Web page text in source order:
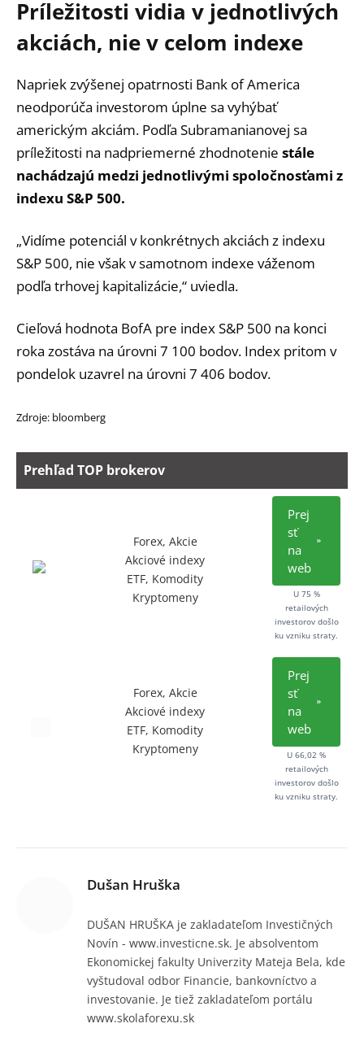
Príležitosti vidia v jednotlivých
akciách, nie v celom indexe
Napriek zvýšenej opatrnosti Bank of America
neodporúča investorom úplne sa vyhýbať
americkým akciám. Podľa Subramanianovej sa
príležitosti na nadpriemerné zhodnotenie stále
nachádzajú medzi jednotlivými spoločnosťami z
indexu S&P 500.
„Vidíme potenciál v konkrétnych akciách z indexu
S&P 500, nie však v samotnom indexe váženom
podľa trhovej kapitalizácie,“ uviedla.
Cieľová hodnota BofA pre index S&P 500 na konci
roka zostáva na úrovni 7 100 bodov. Index pritom v
pondelok uzavrel na úrovni 7 406 bodov.
Zdroje: bloomberg
Prehľad TOP brokerov
Forex, Akcie
Akciové indexy
ETF, Komodity
Kryptomeny
Prej
sť
na
web
U 75 %
retailových
investorov došlo
ku vzniku straty.
Forex, Akcie
Akciové indexy
ETF, Komodity
Kryptomeny
Prej
sť
na
web
U 66,02 %
retailových
investorov došlo
ku vzniku straty.
Dušan Hruška
DUŠAN HRUŠKA je zakladateľom Investičných
Novín - www.investicne.sk. Je absolventom
Ekonomickej fakulty Univerzity Mateja Bela, kde
vyštudoval odbor Financie, bankovníctvo a
investovanie. Je tiež zakladateľom portálu
www.skolaforexu.sk